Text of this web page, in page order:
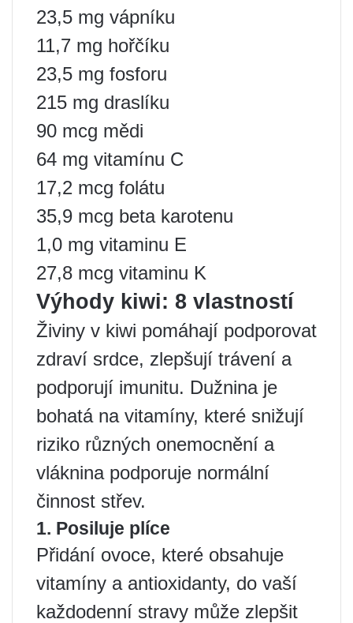
23,5 mg vápníku
11,7 mg hořčíku
23,5 mg fosforu
215 mg draslíku
90 mcg mědi
64 mg vitamínu C
17,2 mcg folátu
35,9 mcg beta karotenu
1,0 mg vitaminu E
27,8 mcg vitaminu K
Výhody kiwi: 8 vlastností
Živiny v kiwi pomáhají podporovat
zdraví srdce, zlepšují trávení a
podporují imunitu. Dužnina je
bohatá na vitamíny, které snižují
riziko různých onemocnění a
vláknina podporuje normální
činnost střev.
1. Posiluje plíce
Přidání ovoce, které obsahuje
vitamíny a antioxidanty, do vaší
každodenní stravy může zlepšit